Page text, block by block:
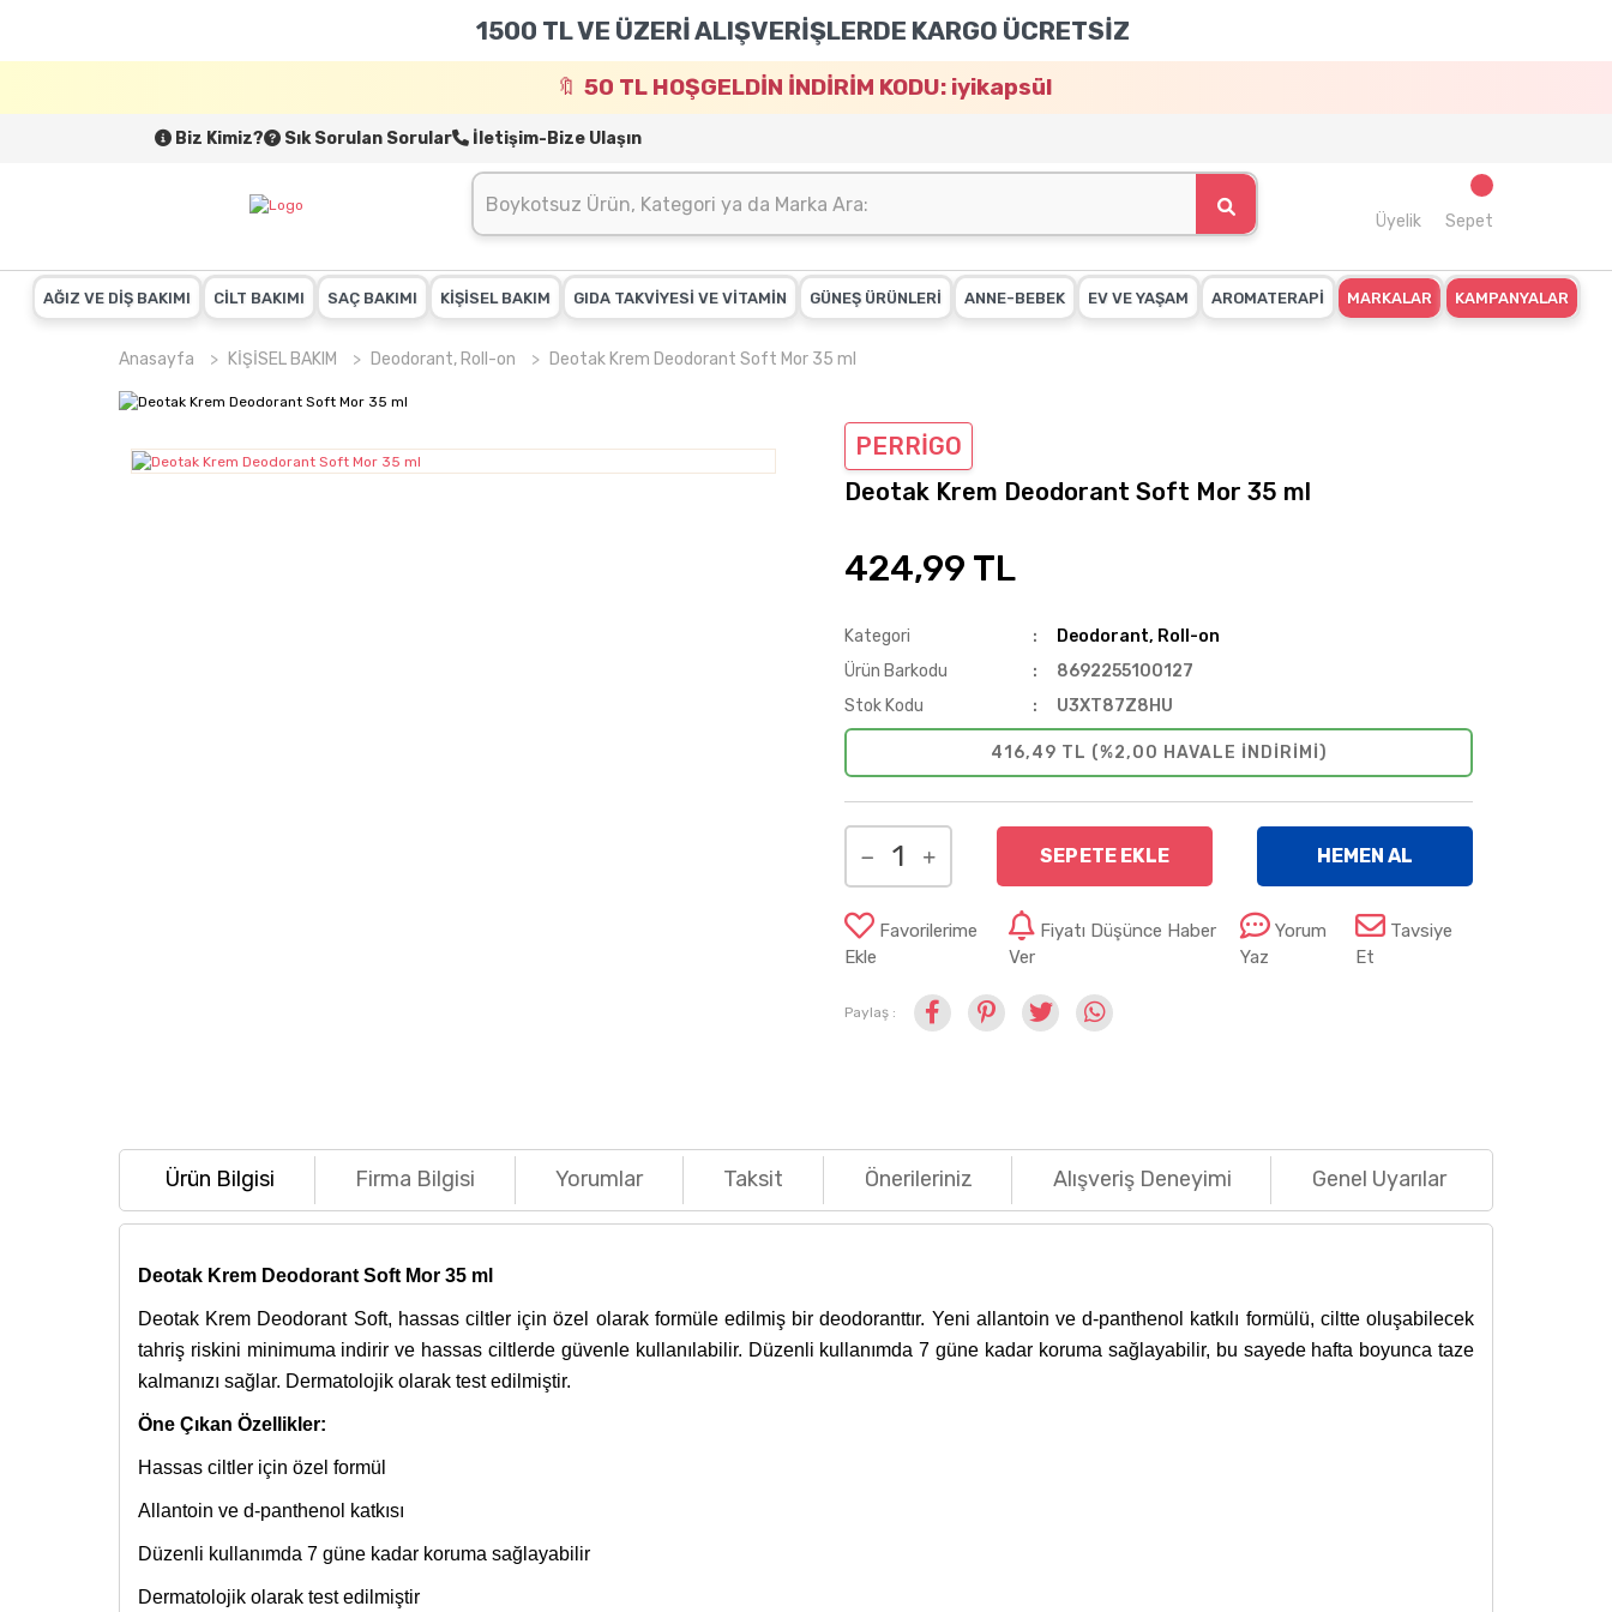
1500 TL VE ÜZERİ ALIŞVERİŞLERDE KARGO ÜCRETSİZ
50 TL HOŞGELDİN İNDİRİM KODU: iyikapsül
Biz Kimiz? Sık Sorulan Sorular İletişim-Bize Ulaşın
Üyelik Sepet
AĞIZ VE DİŞ BAKIMI CİLT BAKIMI SAÇ BAKIMI KİŞİSEL BAKIM GIDA TAKVİYESİ VE VİTAMİN GÜNEŞ ÜRÜNLERİ ANNE-BEBEK EV VE YAŞAM AROMATERAPİ MARKALAR KAMPANYALAR
Anasayfa KİŞİSEL BAKIM Deodorant, Roll-on Deotak Krem Deodorant Soft Mor 35 ml
PERRİGO
Deotak Krem Deodorant Soft Mor 35 ml
424,99 TL
Kategori
Deodorant, Roll-on
Ürün Barkodu
8692255100127
Stok Kodu
U3XT87Z8HU
416,49 TL (%2,00 HAVALE INDIRIMI)
SEPETE EKLE HEMEN AL
Favorilerime
Ekle
Fiyatı Düşünce Haber
Ver
Yorum
Yaz
Tavsiye
Et
Paylaş :
Ürün Bilgisi Firma Bilgisi Yorumlar Taksit Önerileriniz Alışveriş Deneyimi Genel Uyarılar
Deotak Krem Deodorant Soft Mor 35 ml
Deotak Krem Deodorant Soft, hassas ciltler için özel olarak formüle edilmiş bir deodoranttır. Yeni allantoin ve d-panthenol katkılı formülü, ciltte oluşabilecek
tahriş riskini minimuma indirir ve hassas ciltlerde güvenle kullanılabilir. Düzenli kullanımda 7 güne kadar koruma sağlayabilir, bu sayede hafta boyunca taze
kalmanızı sağlar. Dermatolojik olarak test edilmiştir.
Öne Çıkan Özellikler:
Hassas ciltler için özel formül
Allantoin ve d-panthenol katkısı
Düzenli kullanımda 7 güne kadar koruma sağlayabilir
Dermatolojik olarak test edilmiştir